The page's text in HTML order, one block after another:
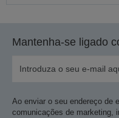
Mantenha-se ligado
Ao enviar o seu endereço de
comunicações de marketing,